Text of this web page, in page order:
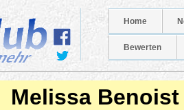
Home
Bewerten
Melissa Benoist